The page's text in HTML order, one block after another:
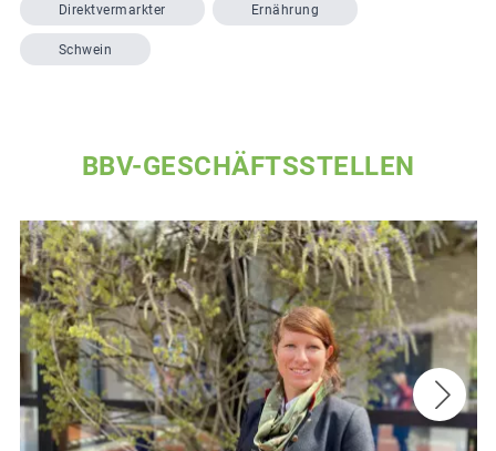
Direktvermarkter Ernährung
Schwein
BBV-GESCHÄFTSSTELLEN